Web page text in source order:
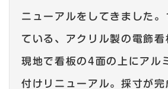
ニューアルをしてきました
ている、アクリル製の電飾看
現地で看板の4面の上にアル
付けリニューアル。採寸が